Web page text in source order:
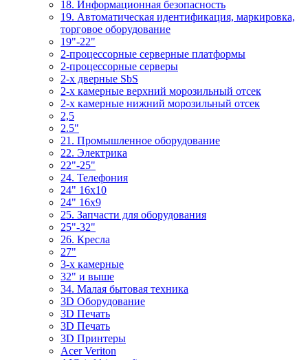
18. Информационная безопасность
19. Автоматическая идентификация, маркировка,
торговое оборудование
19"-22"
2-процессорные серверные платформы
2-процессорные серверы
2-х дверные SbS
2-х камерные верхний морозильный отсек
2-х камерные нижний морозильный отсек
2,5
2.5"
21. Промышленное оборудование
22. Электрика
22"-25"
24. Телефония
24" 16x10
24" 16x9
25. Запчасти для оборудования
25"-32"
26. Кресла
27"
3-x камерные
32" и выше
34. Малая бытовая техника
3D Оборудование
3D Печать
3D Печать
3D Принтеры
Acer Veriton